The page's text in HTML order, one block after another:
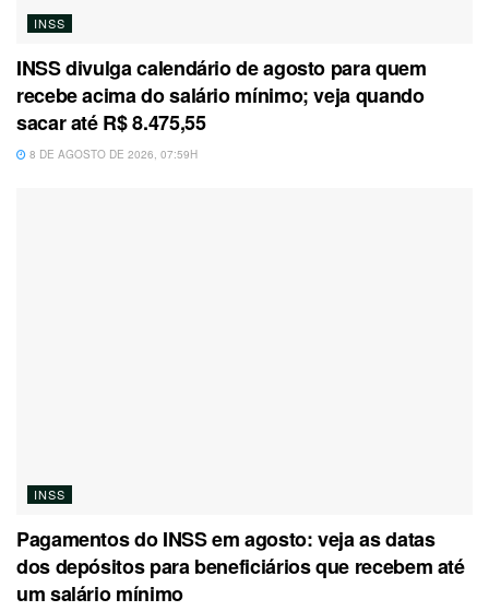
INSS
INSS divulga calendário de agosto para quem
recebe acima do salário mínimo; veja quando
sacar até R$ 8.475,55
8 DE AGOSTO DE 2026, 07:59H
INSS
Pagamentos do INSS em agosto: veja as datas
dos depósitos para beneficiários que recebem até
um salário mínimo